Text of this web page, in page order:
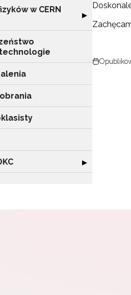
w CERN
Rozwiń sekcję
▶
Rozwiń sekcję
▶